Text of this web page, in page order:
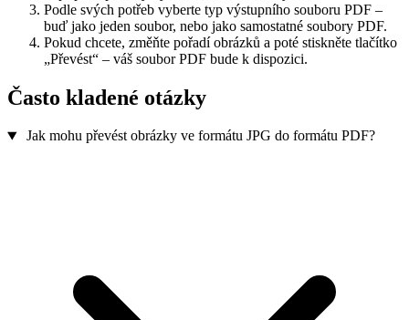
Podle svých potřeb vyberte typ výstupního souboru PDF –
buď jako jeden soubor, nebo jako samostatné soubory PDF.
Pokud chcete, změňte pořadí obrázků a poté stiskněte tlačítko
„Převést“ – váš soubor PDF bude k dispozici.
Často kladené otázky
Jak mohu převést obrázky ve formátu JPG do formátu PDF?